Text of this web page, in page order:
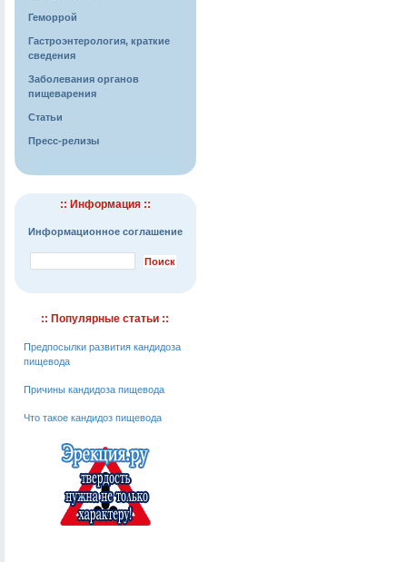
Геморрой
Гастроэнтерология, краткие
сведения
Заболевания органов
пищеварения
Статьи
Пресс-релизы
:: Информация ::
Информационное соглашение
:: Популярные статьи ::
Предпосылки развития кандидоза
пищевода
Причины кандидоза пищевода
Что такое кандидоз пищевода